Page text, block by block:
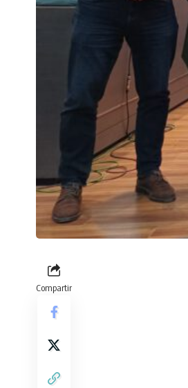
Compartir